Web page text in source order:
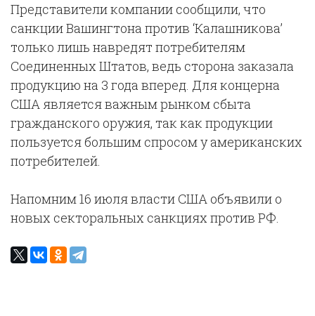
Представители компании сообщили, что
санкции Вашингтона против ‘Калашникова’
только лишь навредят потребителям
Соединенных Штатов, ведь сторона заказала
продукцию на 3 года вперед. Для концерна
США является важным рынком сбыта
гражданского оружия, так как продукции
пользуется большим спросом у американских
потребителей.
Напомним 16 июля власти США объявили о
новых секторальных санкциях против РФ.